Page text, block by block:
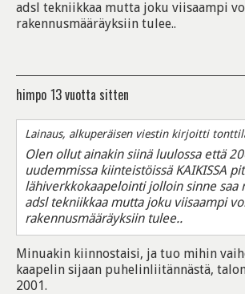
adsl tekniikkaa mutta joku viisaampi
rakennusmääräyksiin tulee..
himpo 13 vuotta sitten
Lainaus, alkuperäisen viestin kirjoitti
Olen ollut ainakin siinä luulossa että
uudemmissa kiinteistöissä KAIKISSA
lähiverkkokaapelointi jolloin sinne saa
adsl tekniikkaa mutta joku viisaampi
rakennusmääräyksiin tulee..
Minuakin kiinnostaisi, ja tuo mihin
kaapelin sijaan puhelinliitännästä,
2001.